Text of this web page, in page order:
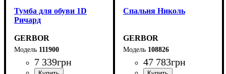
Тумба для обуви 1D
Ричард
GERBOR
111900
7 339грн
Спальня Николь
GERBOR
108826
47 783грн